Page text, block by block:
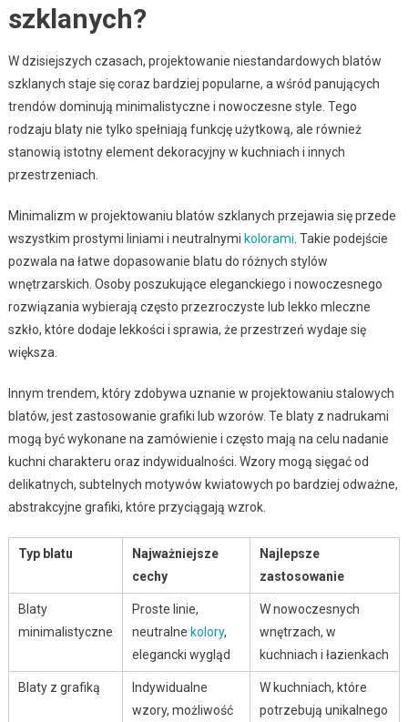
szklanych?
W dzisiejszych czasach, projektowanie niestandardowych blatów
szklanych staje się coraz bardziej popularne, a wśród panujących
trendów dominują minimalistyczne i nowoczesne style. Tego
rodzaju blaty nie tylko spełniają funkcję użytkową, ale również
stanowią istotny element dekoracyjny w kuchniach i innych
przestrzeniach.
Minimalizm w projektowaniu blatów szklanych przejawia się przede
wszystkim prostymi liniami i neutralnymi kolorami . Takie podejście
pozwala na łatwe dopasowanie blatu do różnych stylów
wnętrzarskich. Osoby poszukujące eleganckiego i nowoczesnego
rozwiązania wybierają często przezroczyste lub lekko mleczne
szkło, które dodaje lekkości i sprawia, że przestrzeń wydaje się
większa.
Innym trendem, który zdobywa uznanie w projektowaniu stalowych
blatów, jest zastosowanie grafiki lub wzorów. Te blaty z nadrukami
mogą być wykonane na zamówienie i często mają na celu nadanie
kuchni charakteru oraz indywidualności. Wzory mogą sięgać od
delikatnych, subtelnych motywów kwiatowych po bardziej odważne,
abstrakcyjne grafiki, które przyciągają wzrok.
Typ blatu
Najważniejsze
cechy
Najlepsze
zastosowanie
Blaty
minimalistyczne
Proste linie,
neutralne kolory,
elegancki wygląd
W nowoczesnych
wnętrzach, w
kuchniach i łazienkach
Blaty z grafiką
Indywidualne
wzory, możliwość
W kuchniach, które
potrzebują unikalnego